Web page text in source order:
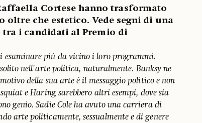
Cortese hanno trasformato
che estetico. Vede segni di una
i candidati al Premio di
esaminare più da vicino i loro programmi.
nell'arte politica, naturalmente. Banksy ne
della sua arte è il messaggio politico e non
e Haring sarebbero altri esempi, dove sia
genio. Sadie Cole ha avuto una carriera di
arte politicamente, sessualmente e di genere